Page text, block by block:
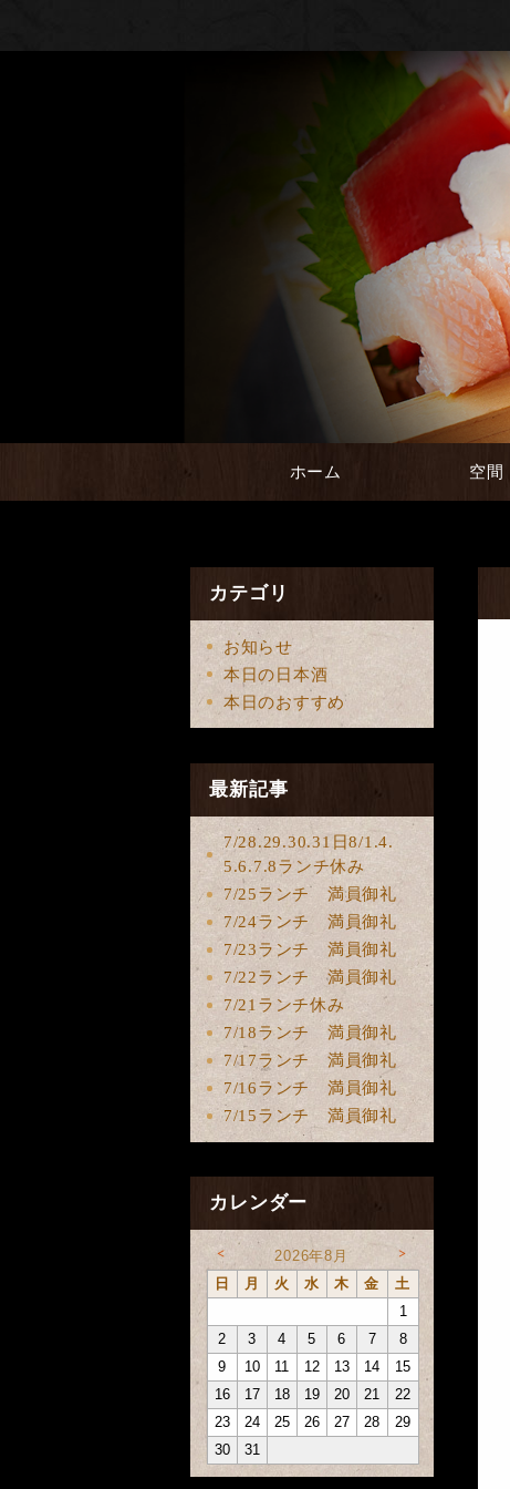
ホーム 空間
カテゴリ
お知らせ
本日の日本酒
本日のおすすめ
最新記事
7/28.29.30.31日8/1.4.
5.6.7.8ランチ休み
7/25ランチ 満員御礼
7/24ランチ 満員御礼
7/23ランチ 満員御礼
7/22ランチ 満員御礼
7/21ランチ休み
7/18ランチ 満員御礼
7/17ランチ 満員御礼
7/16ランチ 満員御礼
7/15ランチ 満員御礼
カレンダー
< 2026年8月 >
日 月 火 水 木 金
土
1
2
3 4 5 6 7
8
9
10 11 12 13 14
15
16
17 18 19 20 21
22
23
24 25 26 27 28
29
30
31